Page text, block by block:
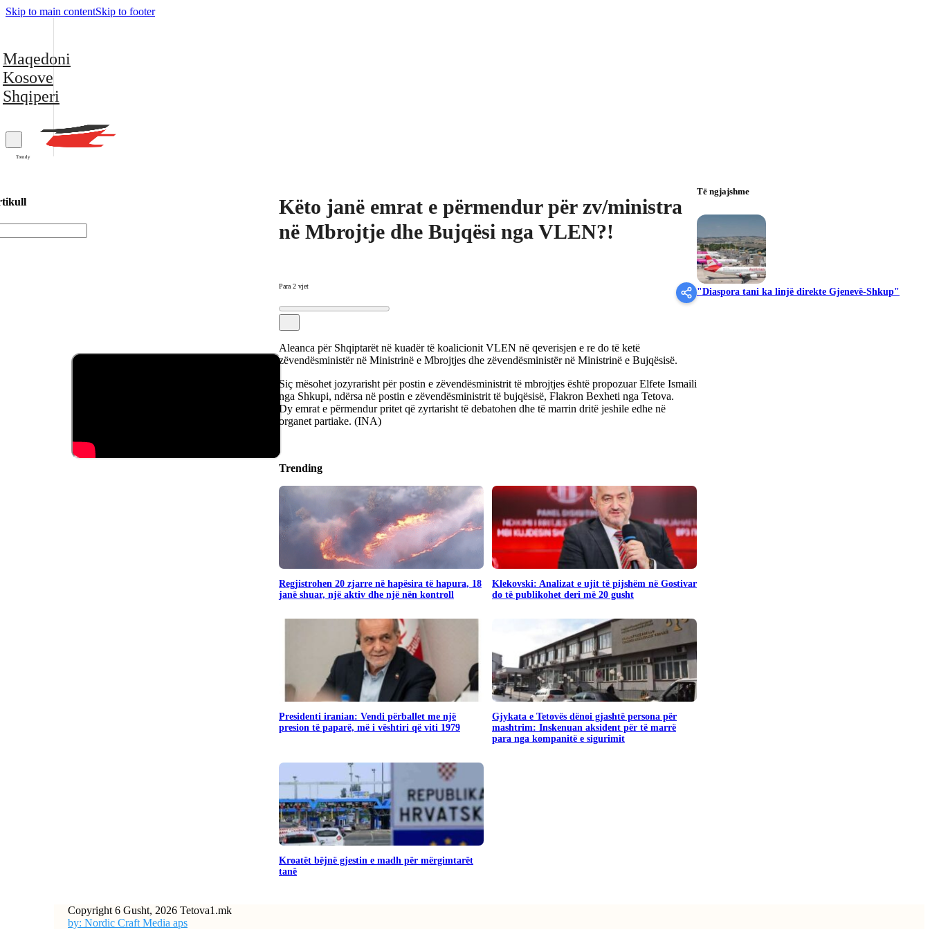
Skip to main contentSkip to footer
Maqedoni
Kosove
Shqiperi
Trendy
Këto janë emrat e përmendur për zv/ministra
në Mbrojtje dhe Bujqësi nga VLEN?!
Para 2 vjet
Aleanca për Shqiptarët në kuadër të koalicionit VLEN në qeverisjen e re do të ketë
zëvendësministër në Ministrinë e Mbrojtjes dhe zëvendësministër në Ministrinë e Bujqësisë.
Siç mësohet jozyrarisht për postin e zëvendësministrit të mbrojtjes është propozuar Elfete Ismaili
nga Shkupi, ndërsa në postin e zëvendësministrit të bujqësisë, Flakron Bexheti nga Tetova.
Dy emrat e përmendur pritet që zyrtarisht të debatohen dhe të marrin dritë jeshile edhe në
organet partiake. (INA)
Trending
Regjistrohen 20 zjarre në hapësira të hapura, 18
janë shuar, një aktiv dhe një nën kontroll
Klekovski: Analizat e ujit të pijshëm në Gostivar
do të publikohet deri më 20 gusht
Presidenti iranian: Vendi përballet me një
presion të paparë, më i vështiri që viti 1979
Gjykata e Tetovës dënoi gjashtë persona për
mashtrim: Inskenuan aksident për të marrë
para nga kompanitë e sigurimit
Kroatët bëjnë gjestin e madh për mërgimtarët
tanë
Të ngjajshme
"Diaspora tani ka linjë direkte Gjenevë-Shkup"
Copyright 6 Gusht, 2026 Tetova1.mk
by: Nordic Craft Media aps